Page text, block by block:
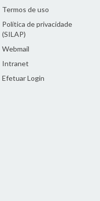
Termos de uso
Política de privacidade
(SILAP)
Webmail
Intranet
Efetuar Login